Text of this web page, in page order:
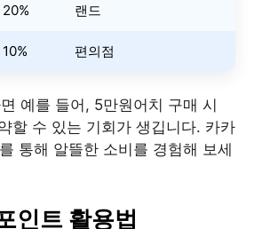
20%
랜드
10% 편의점
예를 들어, 5만원어치 구매 시
할 수 있는 기회가 생깁니다. 카카
통해 알뜰한 소비를 경험해 보세
인트 활용법